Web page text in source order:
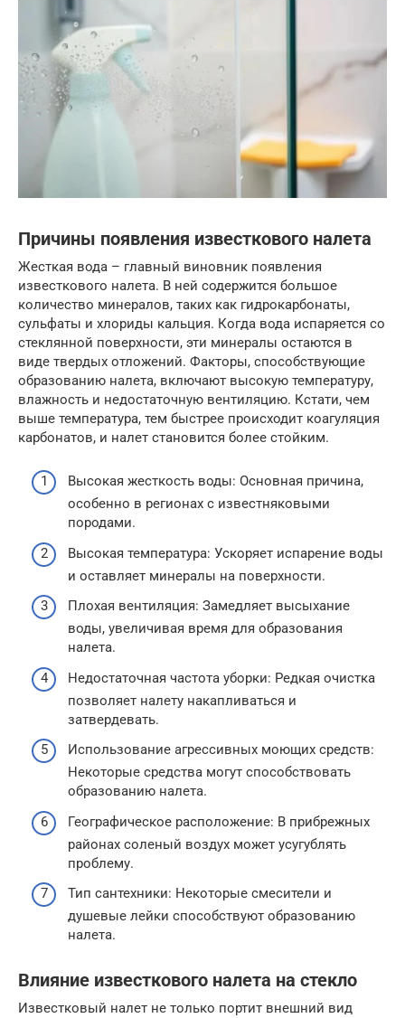
Причины появления известкового налета
Жесткая вода – главный виновник появления
известкового налета. В ней содержится большое
количество минералов, таких как гидрокарбонаты,
сульфаты и хлориды кальция. Когда вода испаряется со
стеклянной поверхности, эти минералы остаются в
виде твердых отложений. Факторы, способствующие
образованию налета, включают высокую температуру,
влажность и недостаточную вентиляцию. Кстати, чем
выше температура, тем быстрее происходит коагуляция
карбонатов, и налет становится более стойким.
Высокая жесткость воды: Основная причина,
особенно в регионах с известняковыми
породами.
Высокая температура: Ускоряет испарение воды
и оставляет минералы на поверхности.
Плохая вентиляция: Замедляет высыхание
воды, увеличивая время для образования
налета.
Недостаточная частота уборки: Редкая очистка
позволяет налету накапливаться и
затвердевать.
Использование агрессивных моющих средств:
Некоторые средства могут способствовать
образованию налета.
Географическое расположение: В прибрежных
районах соленый воздух может усугублять
проблему.
Тип сантехники: Некоторые смесители и
душевые лейки способствуют образованию
налета.
Влияние известкового налета на стекло
Известковый налет не только портит внешний вид